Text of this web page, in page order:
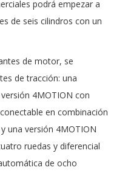
podrá empezar a
de seis cilindros con un
de motor, se
de tracción: una
4MOTION con
en combinación
una versión 4MOTION
ruedas y diferencial
de ocho